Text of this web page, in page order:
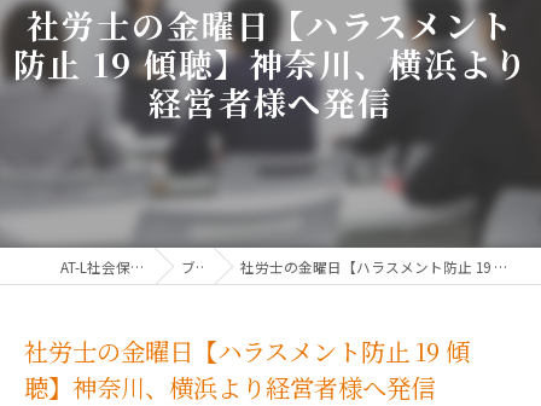
社労士の金曜日【ハラスメント
防止 19 傾聴】神奈川、横浜より
経営者様へ発信
AT-L社会保険労務士法人 ブログ 社労士の金曜日【ハラスメント防止 19 傾聴】神奈川、横浜より経営者様へ発信
社労士の金曜日【ハラスメント防止 19 傾
聴】神奈川、横浜より経営者様へ発信